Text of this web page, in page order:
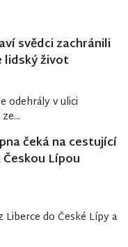
svědci zachránili
lidský život
odehrály v ulici
čeká na cestující
Lípou
do České Lípy a